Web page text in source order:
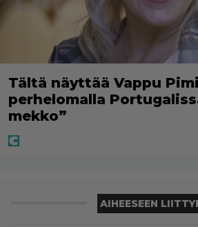
Tältä näyttää Vappu
perhelomalla
mekko”
AIHEESEEN